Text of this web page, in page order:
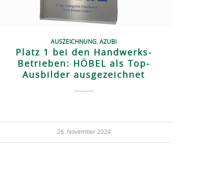
AUSZEICHNUNG,AZUBI
Platz 1 bei den Handwerks-
Betrieben: HÖBEL als Top-
Ausbilder ausgezeichnet
26. November 2024